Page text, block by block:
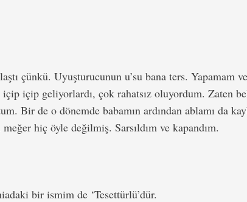
çünkü. Uyuşturucunun u’su bana ters. Yapamam
içip içip geliyorlardı, çok rahatsız oluyordum. Zaten
Bir de o dönemde babamın ardından ablamı da
hiç öyle değilmiş. Sarsıldım ve kapandım.
bir ismim de ‘Tesettürlü’dür.